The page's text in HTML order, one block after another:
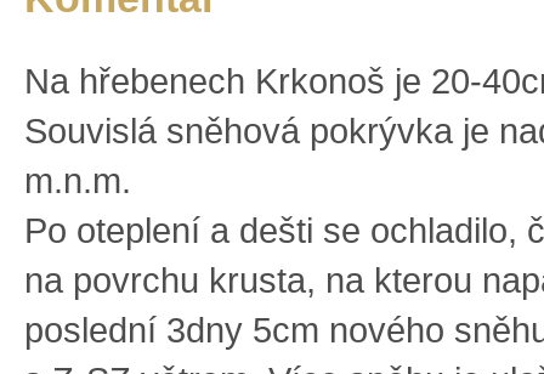
Na hřebenech Krkonoš je 20-
Souvislá sněhová pokrývka je
m.n.m.
Po oteplení a dešti se ochladilo,
na povrchu krusta, na kterou
poslední 3dny 5cm nového